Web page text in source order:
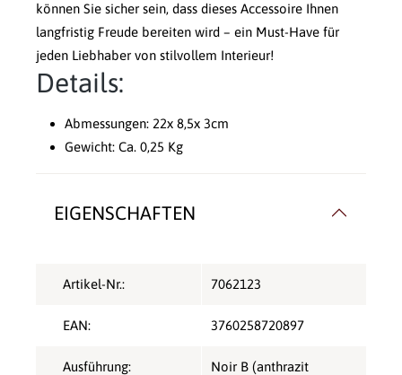
können Sie sicher sein, dass dieses Accessoire Ihnen
langfristig Freude bereiten wird – ein Must-Have für
jeden Liebhaber von stilvollem Interieur!
Details:
Abmessungen: 22x 8,5x 3cm
Gewicht: Ca. 0,25 Kg
EIGENSCHAFTEN
Artikel-Nr.: 7062123
EAN: 3760258720897
Ausführung: Noir B (anthrazit